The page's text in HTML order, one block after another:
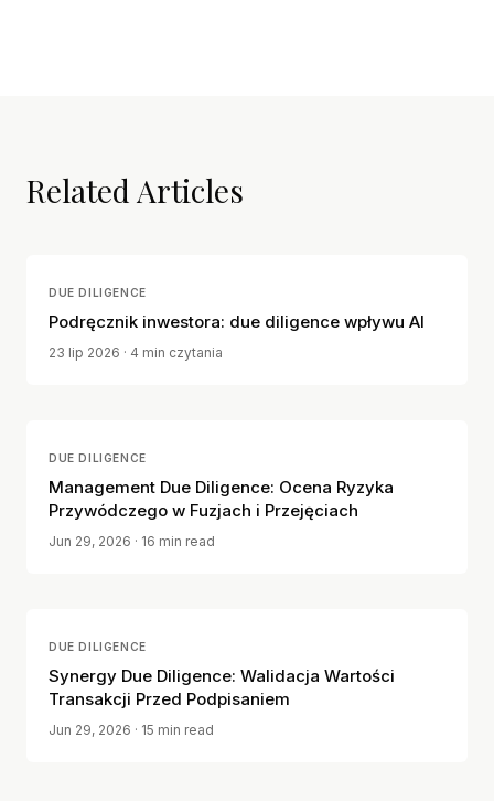
Related Articles
DUE DILIGENCE
Podręcznik inwestora: due diligence wpływu AI
23 lip 2026 · 4 min czytania
DUE DILIGENCE
Management Due Diligence: Ocena Ryzyka
Przywódczego w Fuzjach i Przejęciach
Jun 29, 2026 · 16 min read
DUE DILIGENCE
Synergy Due Diligence: Walidacja Wartości
Transakcji Przed Podpisaniem
Jun 29, 2026 · 15 min read